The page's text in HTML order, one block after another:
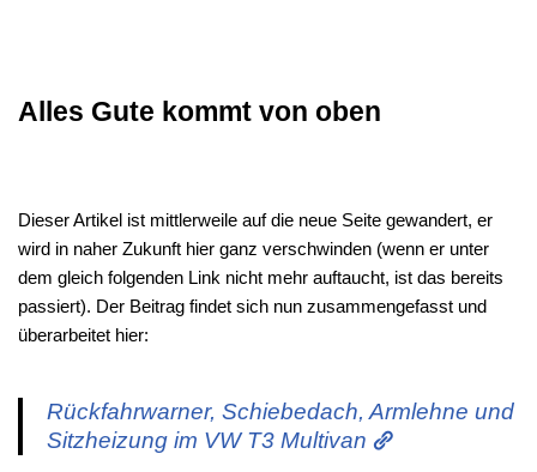
Alles Gute kommt von oben
Dieser Artikel ist mittlerweile auf die neue Seite gewandert, er
wird in naher Zukunft hier ganz verschwinden (wenn er unter
dem gleich folgenden Link nicht mehr auftaucht, ist das bereits
passiert). Der Beitrag findet sich nun zusammengefasst und
überarbeitet hier:
Rückfahrwarner, Schiebedach, Armlehne und
Sitzheizung im VW T3 Multivan